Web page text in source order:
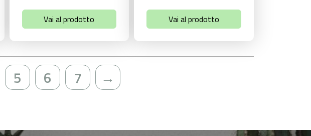
Vai al prodotto Vai al prodotto
5 6 7 →